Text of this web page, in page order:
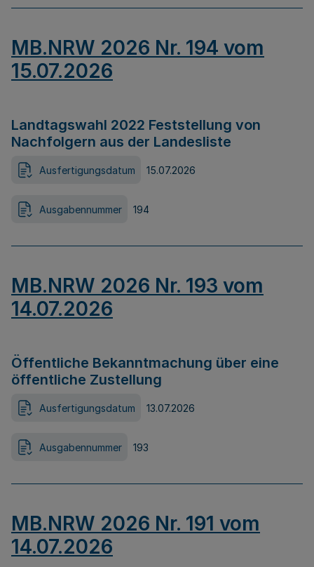
MB.NRW 2026 Nr. 194 vom
15.07.2026
Landtagswahl 2022 Feststellung von
Nachfolgern aus der Landesliste
Ausfertigungsdatum 15.07.2026
Ausgabennummer 194
MB.NRW 2026 Nr. 193 vom
14.07.2026
Öffentliche Bekanntmachung über eine
öffentliche Zustellung
Ausfertigungsdatum 13.07.2026
Ausgabennummer 193
MB.NRW 2026 Nr. 191 vom
14.07.2026